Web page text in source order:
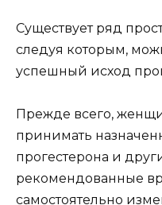
Существует ряд
следуя которым,
успешный исход
Прежде всего,
принимать
прогестерона и
рекомендованные
самостоятельно